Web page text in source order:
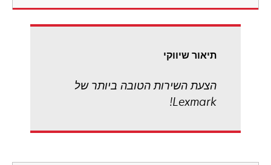
תיאור שיווקי
הצעת השירות הטובה ביותר של
Lexmark!